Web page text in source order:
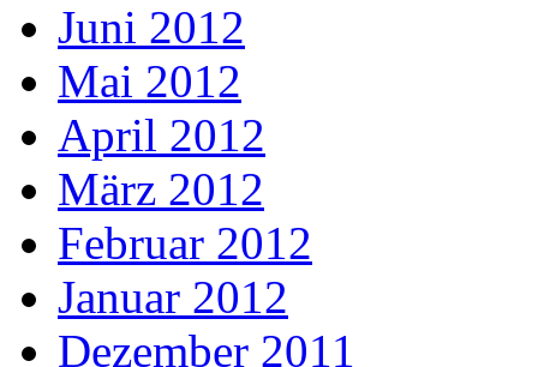
Juni 2012
Mai 2012
April 2012
März 2012
Februar 2012
Januar 2012
Dezember 2011